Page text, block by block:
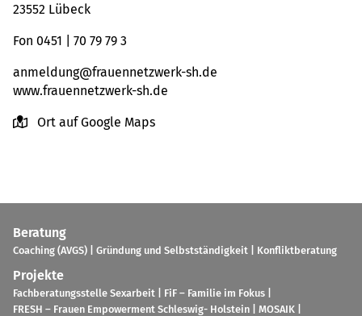
23552 Lübeck
Fon 0451 | 70 79 79 3
anmel­dung@​fra​uenn​etzw​erk-​sh.​de
www.​fra​uenn​etzw​erk-​sh.​de
Ort auf Google Maps
Bera­tung
Coa­ching (AVGS) Grün­dung und Selbst­stän­dig­keit Kon­flikt­be­ra­tung
Pro­jekte
Fach­be­ra­tungs­stelle Sex­ar­beit
FiF – Fami­lie im Fokus
FRESH – Frauen Empower­ment Schles­wig- Hol­stein
MOSAIK